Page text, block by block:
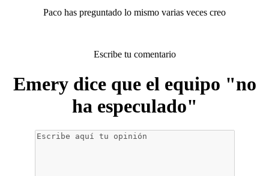
Paco has preguntado lo mismo varias veces creo
Escribe tu comentario
Emery dice que el equipo "no
ha especulado"